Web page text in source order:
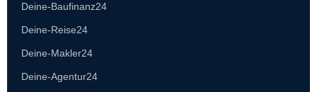
Deine-Baufinanz24
Deine-Reise24
Deine-Makler24
Deine-Agentur24